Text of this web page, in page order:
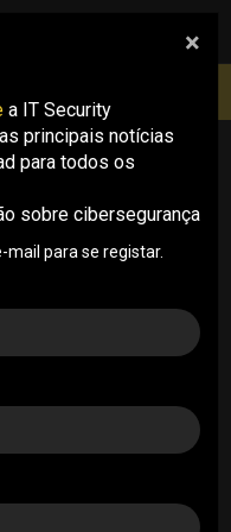
pesquisa
na
aspetos da nossa
quer enquanto
Estado
Associação Nacional das
×
a IT Security
principais notícias
para todos os
sobre cibersegurança
mail para se registar.